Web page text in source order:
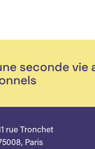
seconde vie
rue Tronchet
Paris